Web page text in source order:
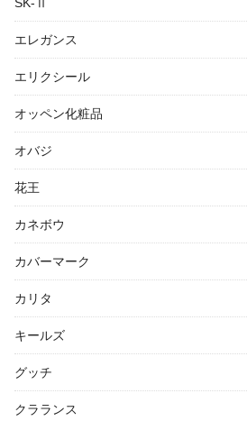
エレガンス
エリクシール
オッペン化粧品
オバジ
花王
カネボウ
カバーマーク
カリタ
キールズ
グッチ
クラランス